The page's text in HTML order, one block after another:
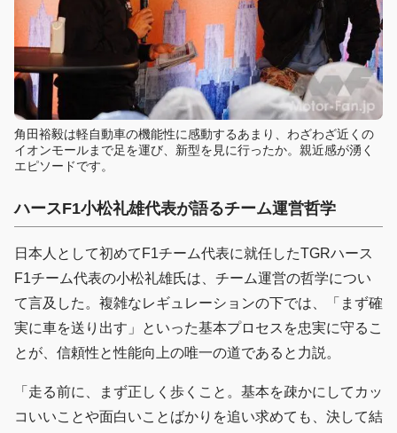
角田裕毅は軽自動車の機能性に感動するあまり、わざわざ近くの
イオンモールまで足を運び、新型を見に行ったか。親近感が湧く
エピソードです。
ハースF1小松礼雄代表が語るチーム運営哲学
日本人として初めてF1チーム代表に就任したTGRハース
F1チーム代表の小松礼雄氏は、チーム運営の哲学につい
て言及した。複雑なレギュレーションの下では、「まず確
実に車を送り出す」といった基本プロセスを忠実に守るこ
とが、信頼性と性能向上の唯一の道であると力説。
「走る前に、まず正しく歩くこと。基本を疎かにしてカッ
コいいことや面白いことばかりを追い求めても、決して結